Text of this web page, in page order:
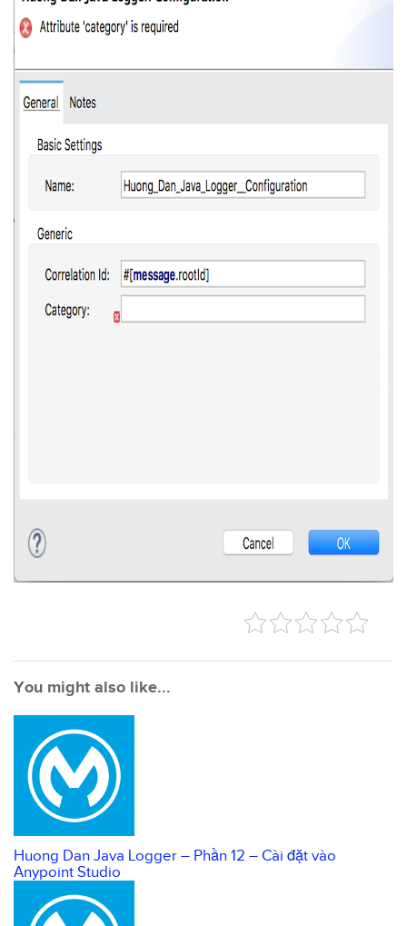
You might also like...
Huong Dan Java Logger – Phần 12 – Cài đặt vào
Anypoint Studio